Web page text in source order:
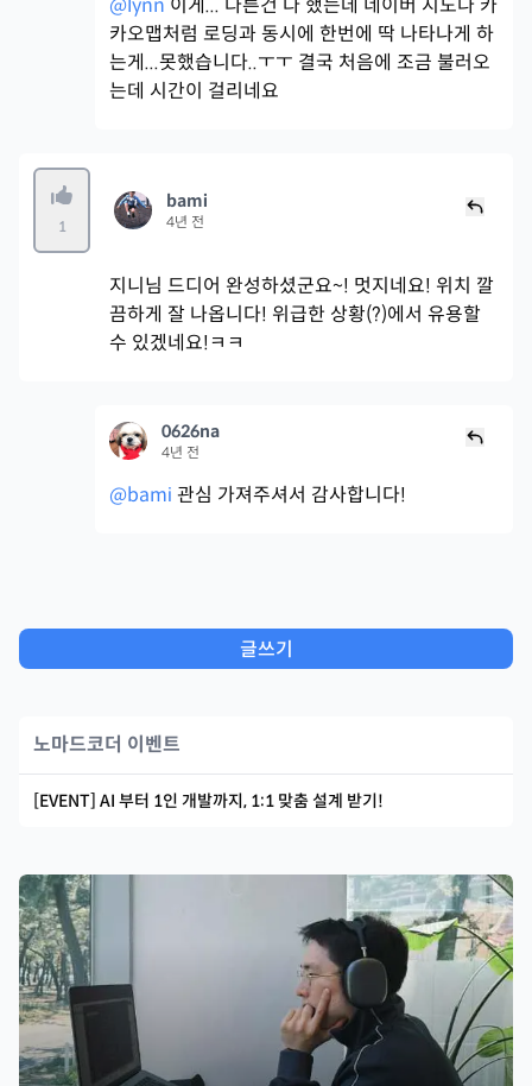
@lynn 이게... 다른건 다 했는데 네이버 지도나 카
카오맵처럼 로딩과 동시에 한번에 딱 나타나게 하
는게...못했습니다..ㅜㅜ 결국 처음에 조금 불러오
는데 시간이 걸리네요
1
bami
4년 전
지니님 드디어 완성하셨군요~! 멋지네요! 위치 깔
끔하게 잘 나옵니다! 위급한 상황(?)에서 유용할
수 있겠네요!ㅋㅋ
0626na
4년 전
@bami 관심 가져주셔서 감사합니다!
글쓰기
노마드코더 이벤트
[EVENT] AI 부터 1인 개발까지, 1:1 맞춤 설계 받기!